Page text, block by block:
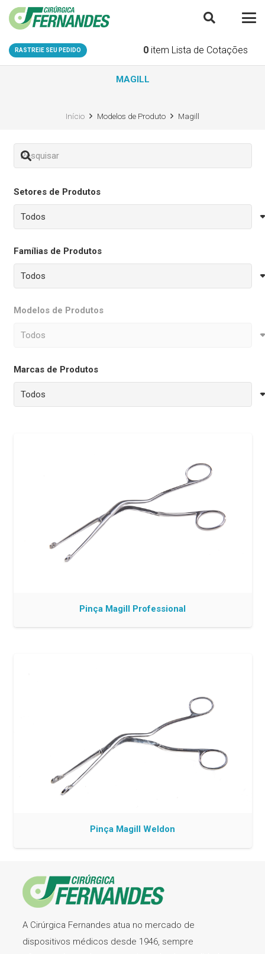
RASTREIE SEU PEDIDO 0 item Lista de Cotações
MAGILL
Início Modelos de Produto Magill
Setores de Produtos
Famílias de Produtos
Modelos de Produtos
Marcas de Produtos
Pinça Magill Professional
Pinça Magill Weldon
A Cirúrgica Fernandes atua no mercado de
dispositivos médicos desde 1946, sempre